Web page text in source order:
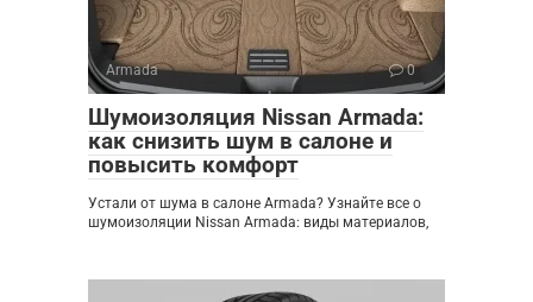
Armada 0
Шумоизоляция Nissan Armada:
как снизить шум в салоне и
повысить комфорт
Устали от шума в салоне Armada? Узнайте все о
шумоизоляции Nissan Armada: виды материалов,